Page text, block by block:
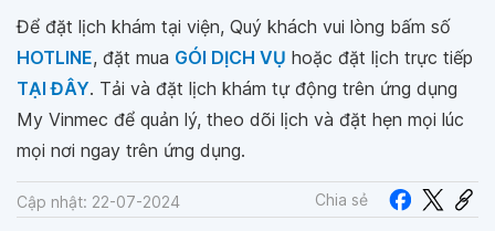
Để đặt lịch khám tại viện, Quý khách vui lòng bấm số
HOTLINE, đặt mua GÓI DỊCH VỤ hoặc đặt lịch trực tiếp
TẠI ĐÂY. Tải và đặt lịch khám tự động trên ứng dụng
My Vinmec để quản lý, theo dõi lịch và đặt hẹn mọi lúc
mọi nơi ngay trên ứng dụng.
Cập nhật: 22-07-2024 Chia sẻ